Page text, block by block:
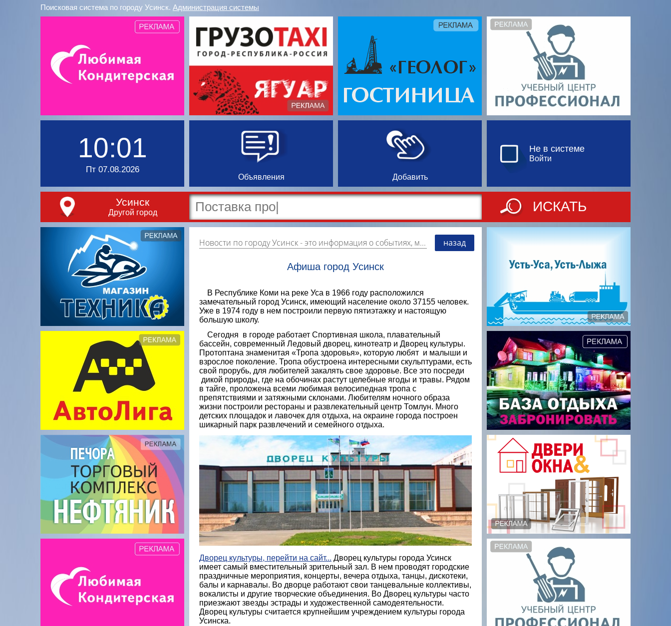
Поисковая система по городу Усинск. Администрация системы
10:01
Пт 07.08.2026
Объявления Добавить
Не в системе
Войти
Усинск
Другой город ИСКАТЬ
Новости по городу Усинск- это информация о событиях, мероприятиях и торгово-коммерческой деятельности города. Страницу наполняют платные и бесплатные объявления, имеющие функцию "поднятия вверх списка". назад
Афиша город Усинск
В Республике Коми на реке Уса в 1966 году расположился
замечательный город Усинск, имеющий население около 37155 человек.
Уже в 1974 году в нем построили первую пятиэтажку и настоящую
большую школу.
Сегодня в городе работает Спортивная школа, плавательный
бассейн, современный Ледовый дворец, кинотеатр и Дворец культуры.
Протоптана знаменитая «Тропа здоровья», которую любят и малыши и
взрослое поколение. Тропа обустроена интересными скульптурами, есть
свой прорубь, для любителей закалять свое здоровье. Все это посреди
дикой природы, где на обочинах растут целебные ягоды и травы. Рядом
в тайге, проложена всеми любимая велосипедная тропа с
препятствиями и затяжными склонами. Любителям ночного образа
жизни построили рестораны и развлекательный центр Томлун. Много
детских площадок и лавочек для отдыха, на окраине города построен
шикарный парк развлечений и семейного отдыха.
Дворец культуры, перейти на сайт... Дворец культуры города Усинск
имеет самый вместительный зрительный зал. В нем проводят городские
праздничные мероприятия, концерты, вечера отдыха, танцы, дискотеки,
балы и карнавалы. Во дворце работают свои танцевальные коллективы,
вокалисты и другие творческие объединения. Во Дворец культуры часто
приезжают звезды эстрады и художественной самодеятельности.
Дворец культуры считается крупнейшим учреждением культуры города
Усинска.